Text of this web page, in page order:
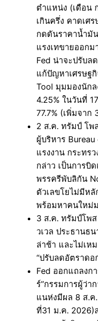
ตำแหน่ง (เดือน
เกินครึ่ง คาดเศ
กดดันราคาน้ำมั
แรงเทขายออก
Fed น่าจะปรับล
แก้ปัญหาเศรษฐ
Tool มุมมองนัก
4.25% ในวันที่
77.7% (เพิ่มจาก
2 ส.ค. ทรัมป์ โพ
ผู้บริหาร
แรงงาน กระทร
กล่าว เป็นการบิ
พรรครีพับลิกัน
ตัวเลขโยไม่มีห
พร้อมหาคนใหม่
3 ส.ค. ทรัมป์โพ
วเวล ประธานธ
ล่าช้า และไม่เห
“ปรับลดอัตราดอ
Fed ออกแถลงก
ร์”กรรมการผู้ว่า
แนห่งมีผล 8 ส.ค
ที่31 ม.ค. 2026)